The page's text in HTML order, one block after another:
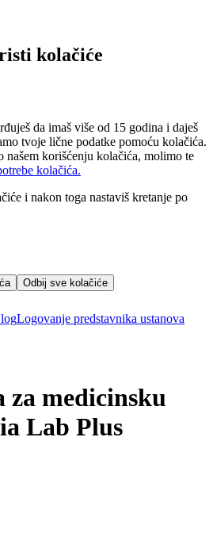
kolačiće
da imaš više od 15 godina i daješ
tvoje lične podatke pomoću kolačića.
našem korišćenju kolačića, molimo te
kolačića.
i nakon toga nastaviš kretanje po
Odbij sve kolačiće
Logovanje predstavnika ustanova
medicinsku
Lab Plus